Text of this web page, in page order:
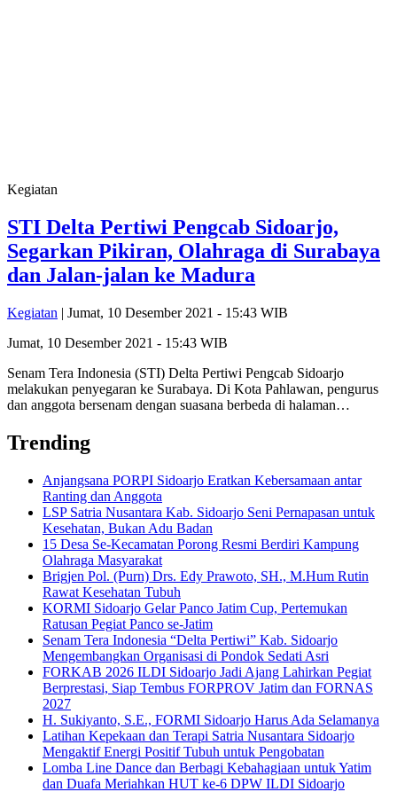
Kegiatan
STI Delta Pertiwi Pengcab Sidoarjo,
Segarkan Pikiran, Olahraga di Surabaya
dan Jalan-jalan ke Madura
Kegiatan | Jumat, 10 Desember 2021 - 15:43 WIB
Jumat, 10 Desember 2021 - 15:43 WIB
Senam Tera Indonesia (STI) Delta Pertiwi Pengcab Sidoarjo
melakukan penyegaran ke Surabaya. Di Kota Pahlawan, pengurus
dan anggota bersenam dengan suasana berbeda di halaman…
Trending
Anjangsana PORPI Sidoarjo Eratkan Kebersamaan antar
Ranting dan Anggota
LSP Satria Nusantara Kab. Sidoarjo Seni Pernapasan untuk
Kesehatan, Bukan Adu Badan
15 Desa Se-Kecamatan Porong Resmi Berdiri Kampung
Olahraga Masyarakat
Brigjen Pol. (Purn) Drs. Edy Prawoto, SH., M.Hum Rutin
Rawat Kesehatan Tubuh
KORMI Sidoarjo Gelar Panco Jatim Cup, Pertemukan
Ratusan Pegiat Panco se-Jatim
Senam Tera Indonesia “Delta Pertiwi” Kab. Sidoarjo
Mengembangkan Organisasi di Pondok Sedati Asri
FORKAB 2026 ILDI Sidoarjo Jadi Ajang Lahirkan Pegiat
Berprestasi, Siap Tembus FORPROV Jatim dan FORNAS
2027
H. Sukiyanto, S.E., FORMI Sidoarjo Harus Ada Selamanya
Latihan Kepekaan dan Terapi Satria Nusantara Sidoarjo
Mengaktif Energi Positif Tubuh untuk Pengobatan
Lomba Line Dance dan Berbagi Kebahagiaan untuk Yatim
dan Duafa Meriahkan HUT ke-6 DPW ILDI Sidoarjo